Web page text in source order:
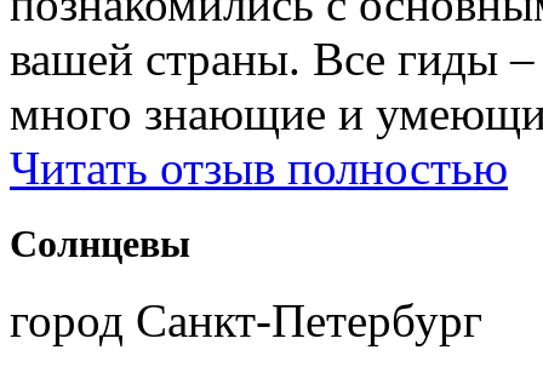
вашей страны. Все гиды
много знающие и
Читать отзыв полностью
Солнцевы
город Санкт-Петербург